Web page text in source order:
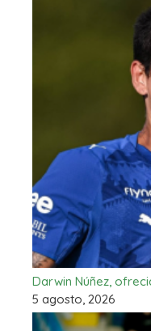
Darwin Núñez,
5 agosto, 2026